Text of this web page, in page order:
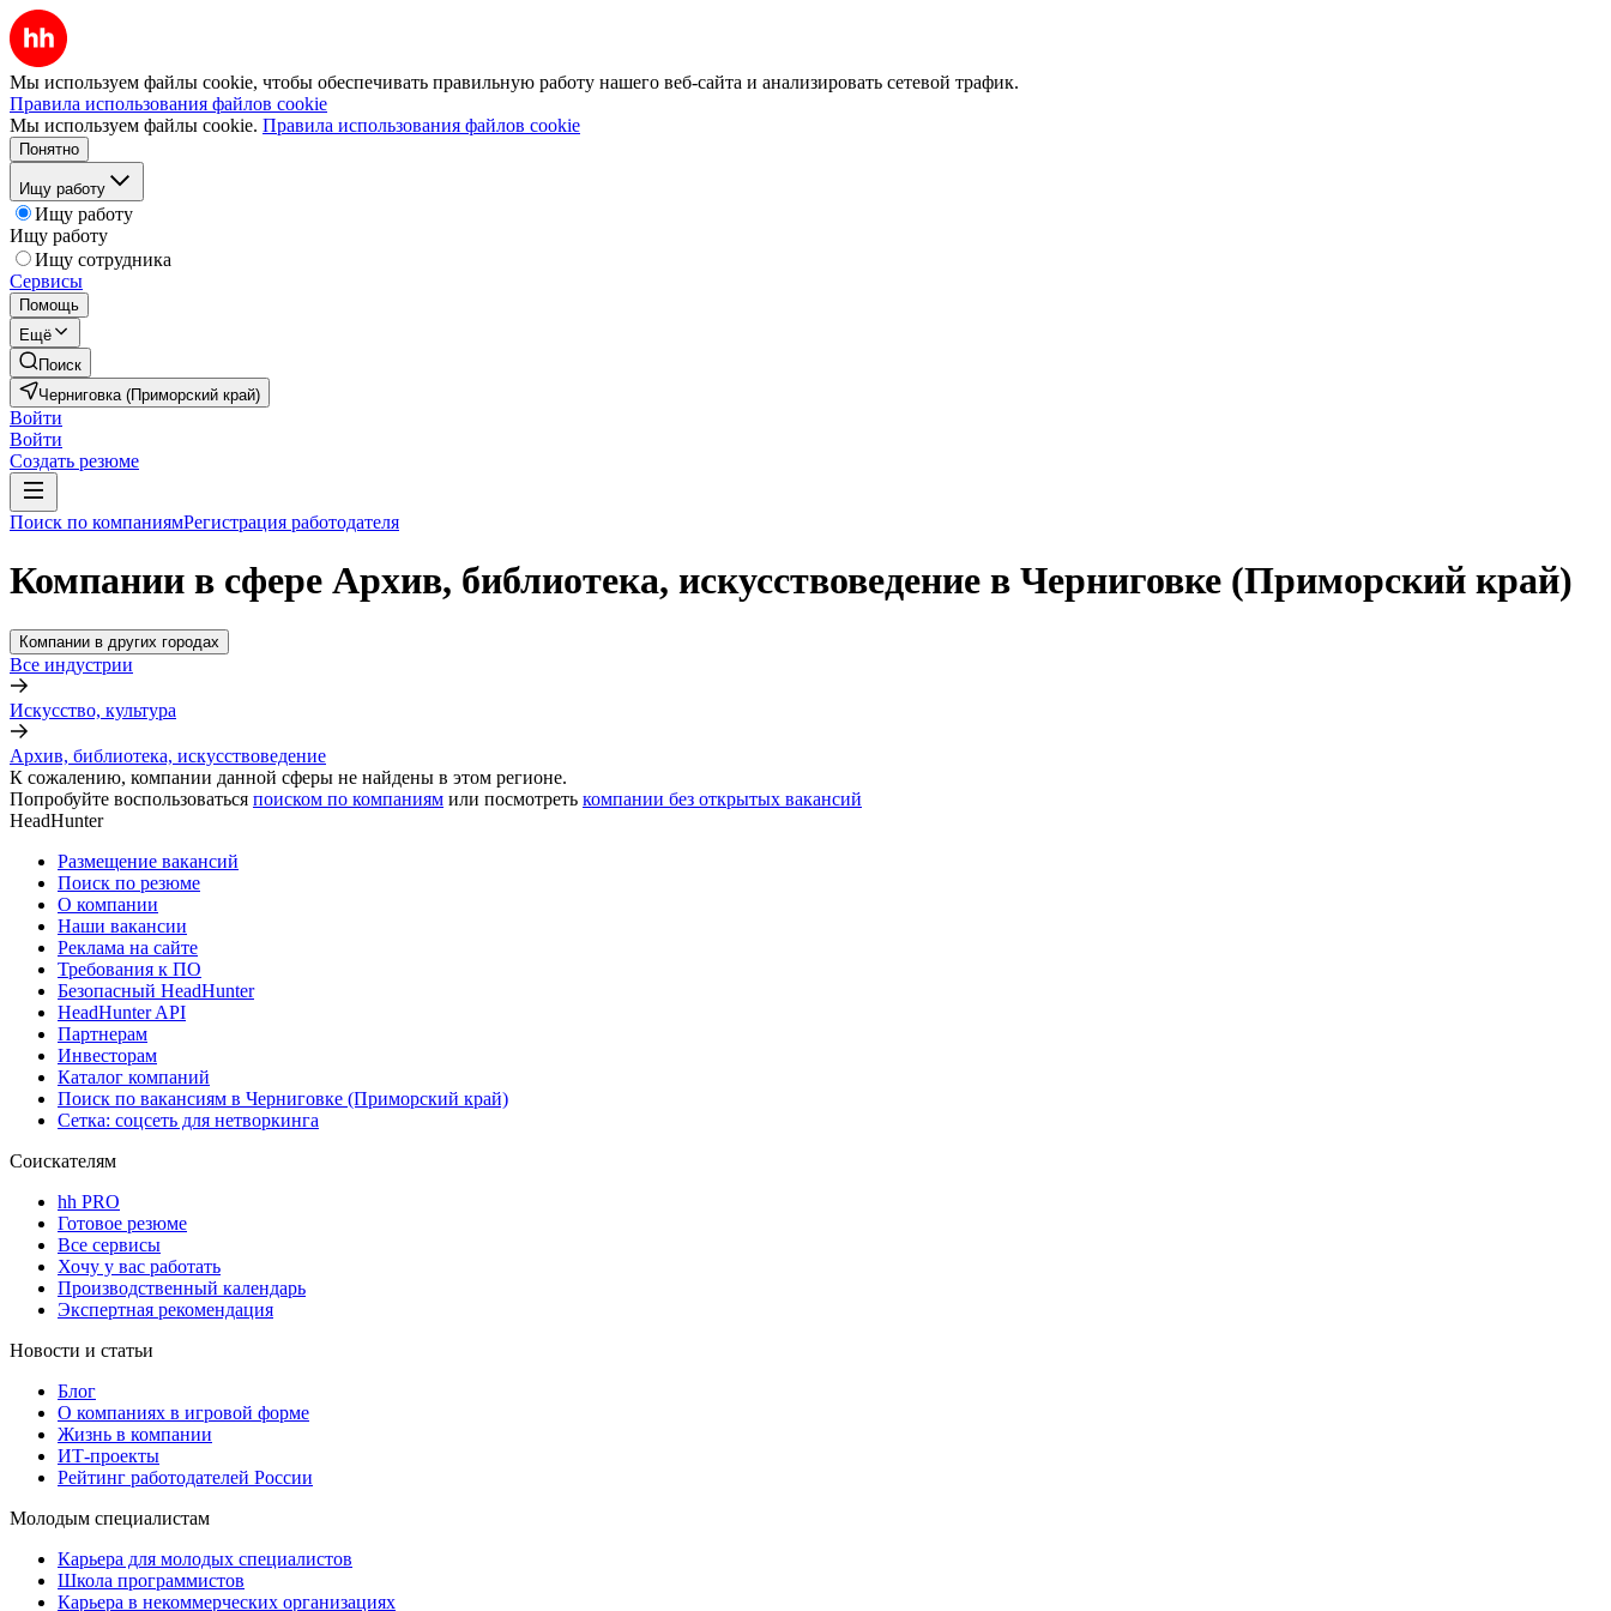
Мы используем файлы cookie, чтобы обеспечивать правильную работу нашего веб-сайта и анализировать сетевой трафик.
Правила использования файлов cookie
Мы используем файлы cookie. Правила использования файлов cookie
Понятно
Ищу работу
Ищу работу
Ищу работу
Ищу сотрудника
Сервисы
Помощь
Ещё
Поиск
Черниговка (Приморский край)
Войти
Войти
Создать резюме
Поиск по компаниямРегистрация работодателя
Компании в сфере Архив, библиотека, искусствоведение в Черниговке (Приморский край)
Компании в других городах
Все индустрии
Искусство, культура
Архив, библиотека, искусствоведение
К сожалению, компании данной сферы не найдены в этом регионе.
Попробуйте воспользоваться поиском по компаниям или посмотреть компании без открытых вакансий
HeadHunter
Размещение вакансий
Поиск по резюме
О компании
Наши вакансии
Реклама на сайте
Требования к ПО
Безопасный HeadHunter
HeadHunter API
Партнерам
Инвесторам
Каталог компаний
Поиск по вакансиям в Черниговке (Приморский край)
Сетка: соцсеть для нетворкинга
Соискателям
hh PRO
Готовое резюме
Все сервисы
Хочу у вас работать
Производственный календарь
Экспертная рекомендация
Новости и статьи
Блог
О компаниях в игровой форме
Жизнь в компании
ИТ-проекты
Рейтинг работодателей России
Молодым специалистам
Карьера для молодых специалистов
Школа программистов
Карьера в некоммерческих организациях